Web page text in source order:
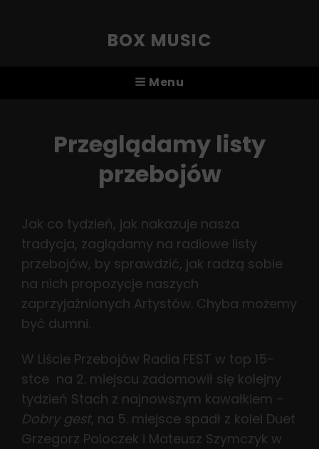
BOX MUSIC
Menu
Przeglądamy listy
przebojów
Jak co tydzień, jak nakazuje nasza
tradycja, zaglądamy na radiowe listy
przebojów, by sprawdzić, jak radzą sobie
na nich propozycje naszych
zaprzyjaźnionych Artystów. Chyba możemy
być dumni.
W Liście Przebojów Radia FEST w top 15-
stce na 2. miejscu zadomowił się kolejny
tydzień Stach z najnowszym kawałkiem –
Dobry gest, na 5. miejsce spadł z kolei Duet
Grzegorz Poloczek i Mateusz Szymczyk w